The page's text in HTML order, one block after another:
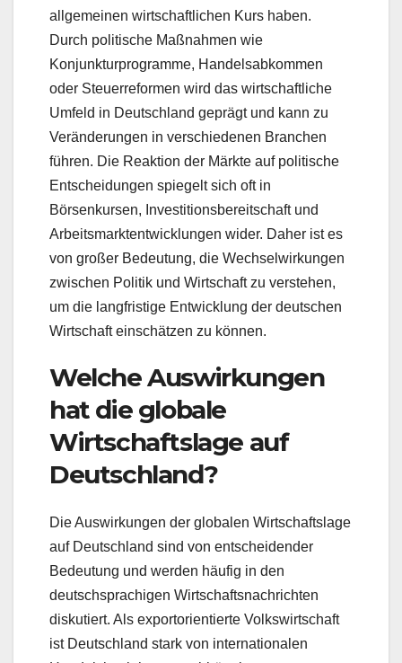
allgemeinen wirtschaftlichen Kurs haben.
Durch politische Maßnahmen wie
Konjunkturprogramme, Handelsabkommen
oder Steuerreformen wird das wirtschaftliche
Umfeld in Deutschland geprägt und kann zu
Veränderungen in verschiedenen Branchen
führen. Die Reaktion der Märkte auf politische
Entscheidungen spiegelt sich oft in
Börsenkursen, Investitionsbereitschaft und
Arbeitsmarktentwicklungen wider. Daher ist es
von großer Bedeutung, die Wechselwirkungen
zwischen Politik und Wirtschaft zu verstehen,
um die langfristige Entwicklung der deutschen
Wirtschaft einschätzen zu können.
Welche Auswirkungen
hat die globale
Wirtschaftslage auf
Deutschland?
Die Auswirkungen der globalen Wirtschaftslage
auf Deutschland sind von entscheidender
Bedeutung und werden häufig in den
deutschsprachigen Wirtschaftsnachrichten
diskutiert. Als exportorientierte Volkswirtschaft
ist Deutschland stark von internationalen